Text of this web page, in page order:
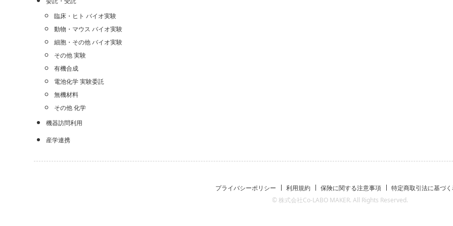
臨床・ヒト バイオ実験
動物・マウス バイオ実験
細胞・その他 バイオ実験
その他 実験
有機合成
電池化学 実験委託
無機材料
その他 化学
機器訪問利用
産学連携
プライバシーポリシー 利用規約 保険に関する注意事項
特定商取引法に基づ
© 株式会社Co-LABO MAKER. All Rights Reserved.